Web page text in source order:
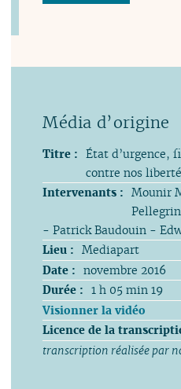
Titre : État d’urgence,
contre nos
Intervenants : Mounir
- Patrick Baudouin -
Lieu : Mediapart
Date : novembre 2016
Durée : 1 h 05 min 19
Visionner la vidéo
Licence de la
transcription réalisée par